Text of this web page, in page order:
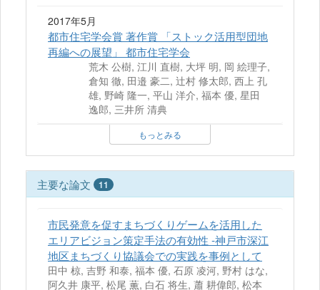
2017年5月
都市住宅学会賞 著作賞 「ストック活用型団地
再編への展望」 都市住宅学会
荒木 公樹, 江川 直樹, 大坪 明, 岡 絵理子,
倉知 徹, 田邉 豪二, 辻村 修太郎, 西上 孔
雄, 野崎 隆一, 平山 洋介, 福本 優, 星田
逸郎, 三井所 清典
もっとみる
主要な論文 11
市民発意を促すまちづくりゲームを活用した
エリアビジョン策定手法の有効性 ‐神戸市深江
地区まちづくり協議会での実践を事例として
田中 椋, 吉野 和泰, 福本 優, 石原 凌河, 野村 はな,
阿久井 康平, 松尾 薫, 白石 将生, 蕭 耕偉郎, 松本